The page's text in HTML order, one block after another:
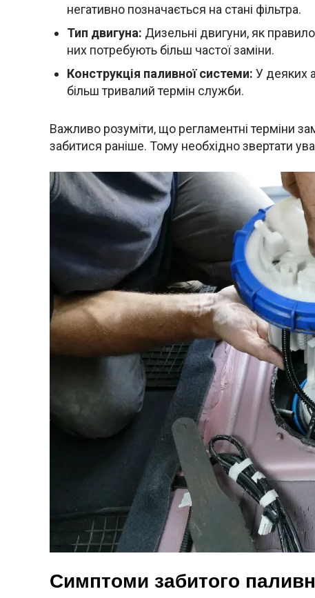
негативно позначається на стані фільтра.
Тип двигуна: Дизельні двигуни, як
них потребують більш частої заміни.
Конструкція паливної системи: У деяких
більш тривалий термін служби.
Важливо розуміти, що регламентні терміни
забитися раніше. Тому необхідно звертати
Симптоми забитого